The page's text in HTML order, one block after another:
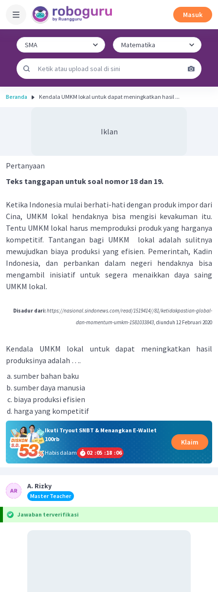
Masuk
Beranda Kendala UMKM lokal untuk dapat meningkatkan hasil ...
Iklan
Pertanyaan
Teks tanggapan untuk soal nomor 18 dan 19.
Ketika Indonesia mulai berhati-hati dengan produk impor dari
Cina, UMKM lokal hendaknya bisa mengisi kevakuman itu.
Tentu UMKM lokal harus memproduksi produk yang harganya
kompetitif. Tantangan bagi UMKM lokal adalah sulitnya
mewujudkan biaya produksi yang efisien. Pemerintah, Kadin
Indonesia, dan perbankan dalam negeri hendaknya bisa
mengambil inisiatif untuk segera menaikkan daya saing
UMKM lokal.
Disadur dari:https://nasional.sindonews.com/read/1519414//81/ketidakpastian-global-
dan-momentum-umkm-1581033843, diunduh 12 Februari 2020
Kendala UMKM lokal untuk dapat meningkatkan hasil
produksinya adalah ….
sumber bahan baku
sumber daya manusia
biaya produksi efisien
harga yang kompetitif
Ikuti Tryout SNBT & Menangkan E-Wallet
100rb
Habis dalam
02 :05 :18 :06
Klaim
A. Rizky
Master Teacher
Jawaban terverifikasi